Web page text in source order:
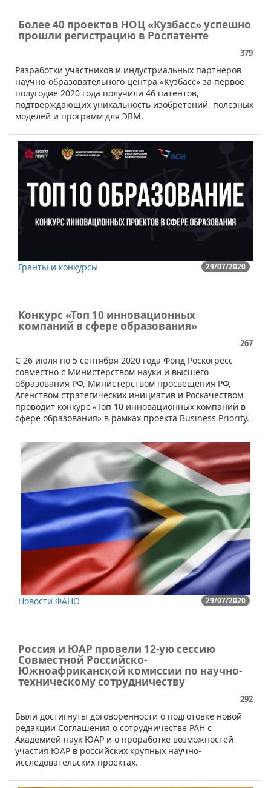
Более 40 проектов НОЦ «Кузбасс» успешно
прошли регистрацию в Роспатенте
379
Разработки участников и индустриальных партнеров
научно-образовательного центра «Кузбасс» за первое
полугодие 2020 года получили 46 патентов,
подтверждающих уникальность изобретений, полезных
моделей и программ для ЭВМ.
29/07/2020
Гранты и конкурсы
Конкурс «Топ 10 инновационных
компаний в сфере образования»
267
​С 26 июля по 5 сентября 2020 года Фонд Роскогресс
совместно с Министерством науки и высшего
образования РФ, Министерством просвещения РФ,
Агенством стратегических инициатив и Роскачеством
проводит конкурс «Топ 10 инновационных компаний в
сфере образования» в рамках проекта Business Priority.
29/07/2020
Новости ФАНО
Россия и ЮАР провели 12-ую сессию
Совместной Российско-
Южноафриканской комиссии по научно-
техническому сотрудничеству
292
Были достигнуты договоренности о подготовке новой
редакции Соглашения о сотрудничестве РАН с
Академией наук ЮАР и о проработке возможностей
участия ЮАР в российских крупных научно-
исследовательских проектах.